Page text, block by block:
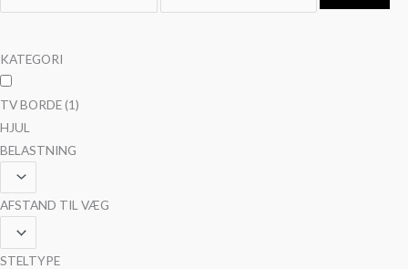
KATEGORI
TV BORDE(1)
HJUL
BELASTNING
AFSTAND TIL VÆG
STELTYPE